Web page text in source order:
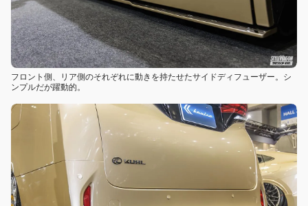
フロント側、リア側のそれぞれに動きを持たせたサイドディフューザー。シ
ンプルだが躍動的。